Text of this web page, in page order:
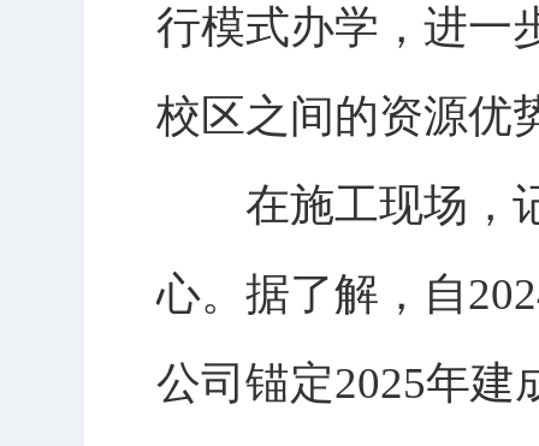
行模式办学，进一
校区之间的资源优
在施工现场，记
心。据了解，自
公司锚定2025年建